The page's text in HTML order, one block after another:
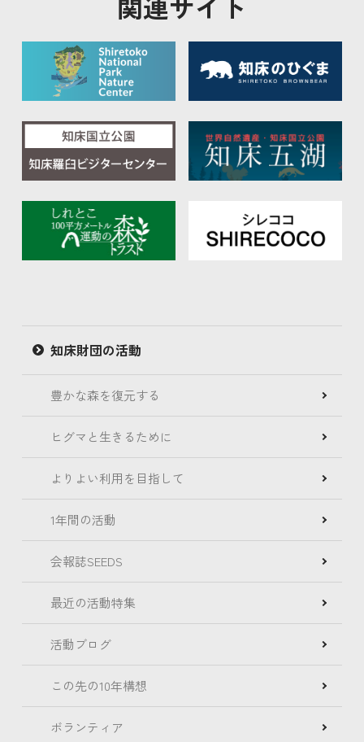
知床財団の活動
豊かな森を復元する
ヒグマと生きるために
よりよい利用を目指して
1年間の活動
会報誌SEEDS
最近の活動特集
活動ブログ
この先の10年構想
ボランティア